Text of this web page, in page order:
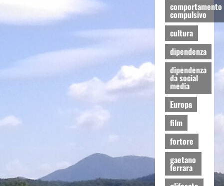
comportamento
compulsivo
cultura
dipendenza
dipendenza
da social
media
Europa
film
fortore
gaetano
ferrara